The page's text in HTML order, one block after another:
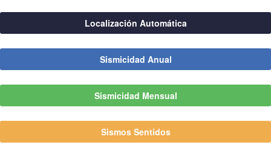
Localización Automática
Sismicidad Anual
Sismicidad Mensual
Sismos Sentidos